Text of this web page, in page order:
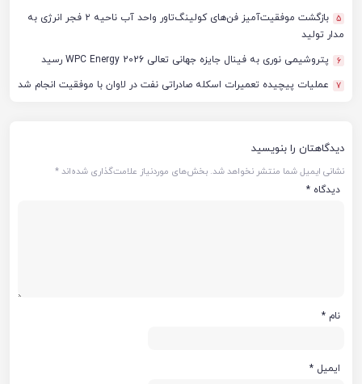
5
بازگشت موفقیت‌آمیز فن‌های کولینگ‌تاور واحد آب ناحیه ۲ فجر انرژی به
مدار تولید
6 پتروشیمی نوری به فینال جایزه جهانی تعالی WPC Energy 2026 رسید
7 عملیات پیچیده تعمیرات اسکله صادراتی نفت در لاوان با موفقیت انجام شد
دیدگاهتان را بنویسید
نشانی ایمیل شما منتشر نخواهد شد. بخش‌های موردنیاز علامت‌گذاری شده‌اند*
دیدگاه *
نام *
ایمیل *